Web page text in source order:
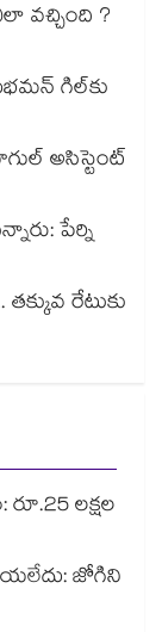
వచ్చింది ?
గిల్‎కు
అసిస్టెంట్
పేర్ని
తక్కువ రేటుకు
లక్షల
జోగిని